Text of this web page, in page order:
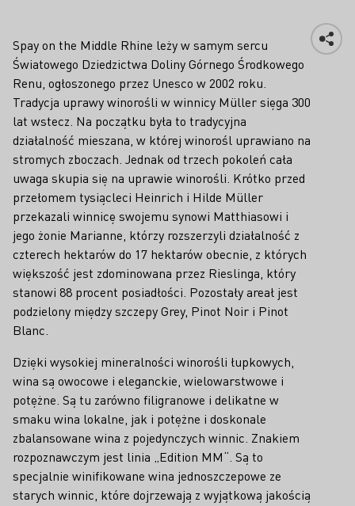
Spay on the Middle Rhine leży w samym sercu
Światowego Dziedzictwa Doliny Górnego Środkowego
Renu, ogłoszonego przez Unesco w 2002 roku.
Tradycja uprawy winorośli w winnicy Müller sięga 300
lat wstecz. Na początku była to tradycyjna
działalność mieszana, w której winorośl uprawiano na
stromych zboczach. Jednak od trzech pokoleń cała
uwaga skupia się na uprawie winorośli. Krótko przed
przełomem tysiącleci Heinrich i Hilde Müller
przekazali winnicę swojemu synowi Matthiasowi i
jego żonie Marianne, którzy rozszerzyli działalność z
czterech hektarów do 17 hektarów obecnie, z których
większość jest zdominowana przez Rieslinga, który
stanowi 88 procent posiadłości. Pozostały areał jest
podzielony między szczepy Grey, Pinot Noir i Pinot
Blanc.
Dzięki wysokiej mineralności winorośli łupkowych,
wina są owocowe i eleganckie, wielowarstwowe i
potężne. Są tu zarówno filigranowe i delikatne w
smaku wina lokalne, jak i potężne i doskonale
zbalansowane wina z pojedynczych winnic. Znakiem
rozpoznawczym jest linia „Edition MM“. Są to
specjalnie winifikowane wina jednoszczepowe ze
starych winnic, które dojrzewają z wyjątkową jakością